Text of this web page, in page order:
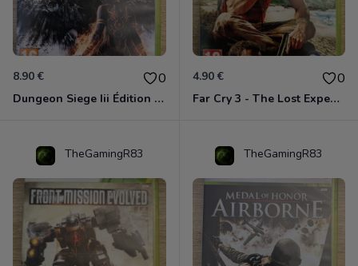
8.90 € 0
Dungeon Siege Iii Édition Limitée - Vf Intégrale Xbox 360
4.90 € 0
Far Cry 3 - The Lost Expeditions - Edition Spéciale Xbox 360
TheGamingR83 TheGamingR83